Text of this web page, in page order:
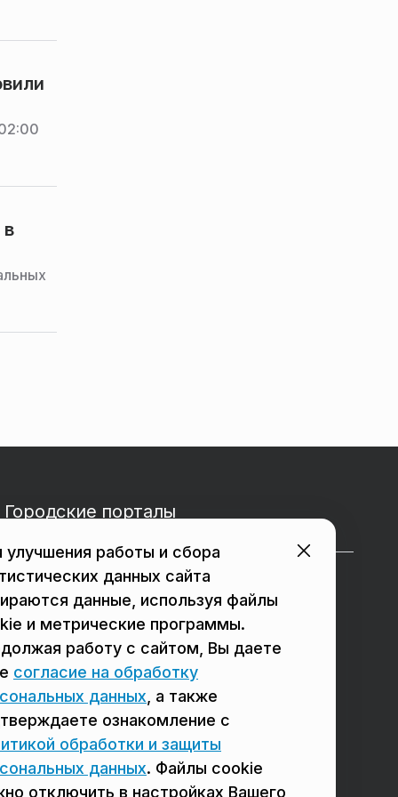
Городские порталы
в Реутове в Балашихе
в Сергиевом Посаде в Люберцах
в Домодедово в Щёлково
улучшения работы и сбора
данных сайта
данные, используя файлы
и метрические программы.
работу с сайтом, Вы даете
согласие на обработку
данных , а также
ознакомление с
обработки и защиты
данных. Файлы cookie
отключить в настройках Вашего